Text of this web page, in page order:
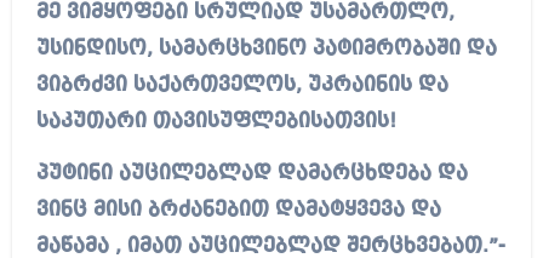
მე ვიმყოფები სრულიად უსამართლო,
უსინდისო, სამარცხვინო პატიმრობაში და
ვიბრძვი საქართველოს, უკრაინის და
საკუთარი თავისუფლებისათვის!
პუტინი აუცილებლად დამარცხდება და
ვინც მისი ბრძანებით დამატყვევა და
მაწამა , იმათ აუცილებლად შერცხვებათ.”-